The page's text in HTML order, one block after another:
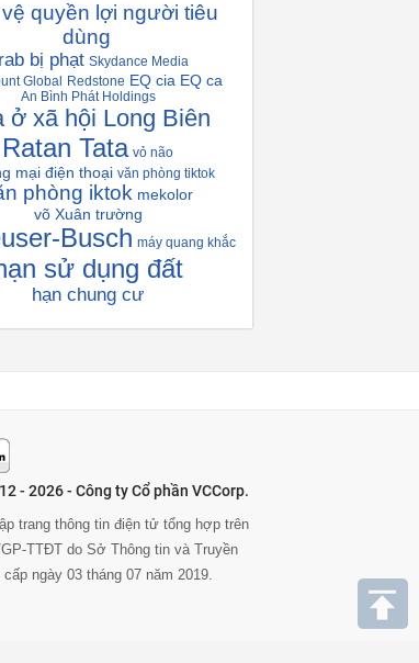
vệ quyền lợi người tiêu
dùng
bị phạt Skydance Media
Global
Redstone EQ cia EQ ca
An Bình Phát Holdings
ở xã hội Long Biên
Ratan Tata vỏ não
mại điện thoại văn phòng tiktok
phòng iktok mekolor
võ Xuân trường
Busch máy quang khắc
sử dụng đất
hạn chung cư
- 2026 - Công ty Cổ phần VCCorp.
trang thông tin điện tử tổng hợp trên
TTĐT do Sở Thông tin và Truyền
ngày 03 tháng 07 năm 2019.